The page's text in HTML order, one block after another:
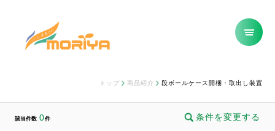
トップ 商品紹介 段ボールケース開梱・取出し装置
該当件数 0件 条件を変更する